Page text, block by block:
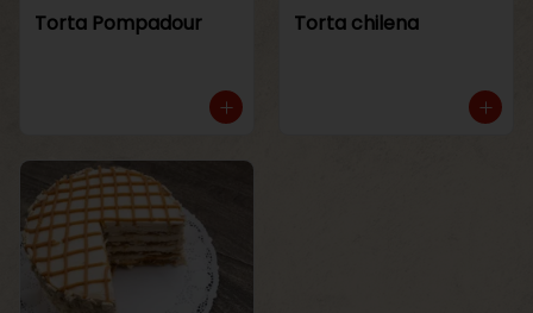
Torta Pompadour Torta chilena